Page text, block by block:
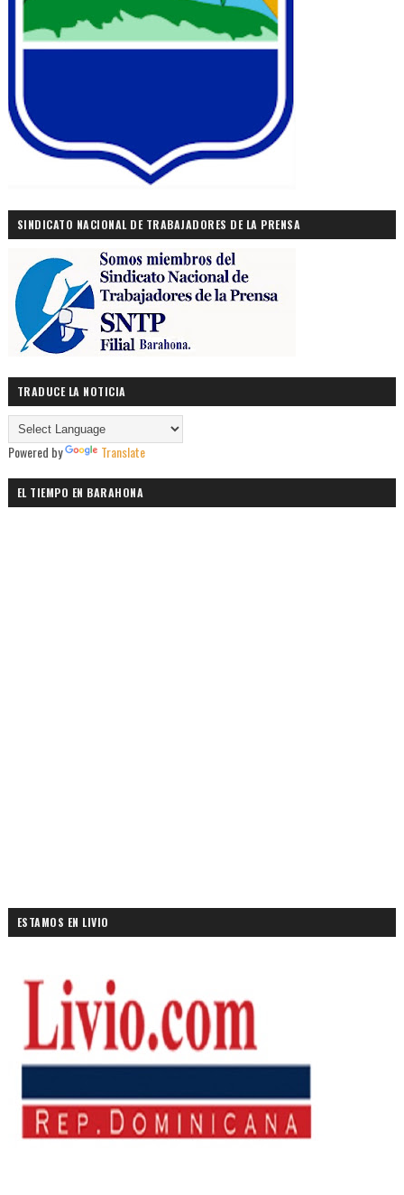
SINDICATO NACIONAL DE TRABAJADORES DE LA PRENSA
TRADUCE LA NOTICIA
Powered by Translate
EL TIEMPO EN BARAHONA
ESTAMOS EN LIVIO